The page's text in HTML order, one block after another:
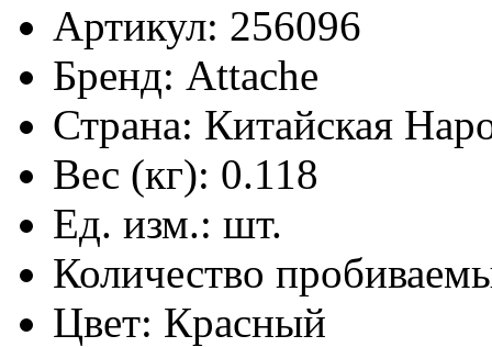
Артикул: 256096
Бренд: Attache
Страна: Китайская
Вес (кг): 0.118
Ед. изм.: шт.
Количество
Цвет: Красный